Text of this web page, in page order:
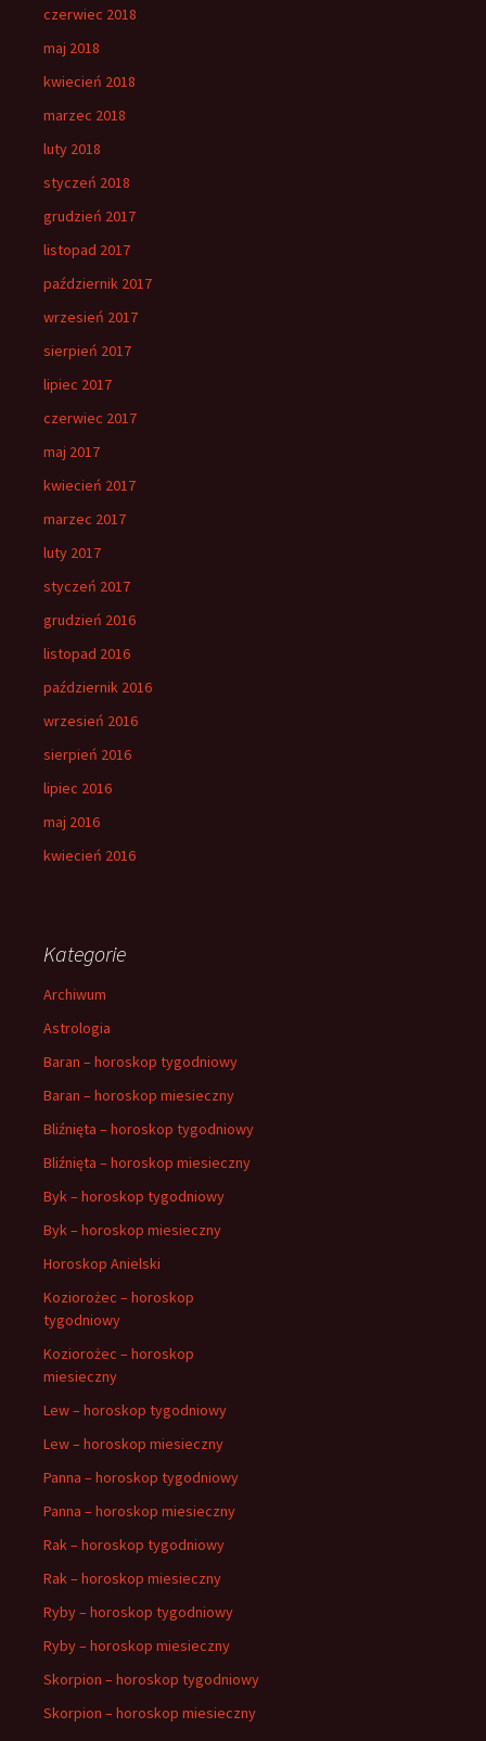
czerwiec 2018
maj 2018
kwiecień 2018
marzec 2018
luty 2018
styczeń 2018
grudzień 2017
listopad 2017
październik 2017
wrzesień 2017
sierpień 2017
lipiec 2017
czerwiec 2017
maj 2017
kwiecień 2017
marzec 2017
luty 2017
styczeń 2017
grudzień 2016
listopad 2016
październik 2016
wrzesień 2016
sierpień 2016
lipiec 2016
maj 2016
kwiecień 2016
Kategorie
Archiwum
Astrologia
Baran – horoskop tygodniowy
Baran – horoskop miesieczny
Bliźnięta – horoskop tygodniowy
Bliźnięta – horoskop miesieczny
Byk – horoskop tygodniowy
Byk – horoskop miesieczny
Horoskop Anielski
Koziorożec – horoskop
tygodniowy
Koziorożec – horoskop
miesieczny
Lew – horoskop tygodniowy
Lew – horoskop miesieczny
Panna – horoskop tygodniowy
Panna – horoskop miesieczny
Rak – horoskop tygodniowy
Rak – horoskop miesieczny
Ryby – horoskop tygodniowy
Ryby – horoskop miesieczny
Skorpion – horoskop tygodniowy
Skorpion – horoskop miesieczny